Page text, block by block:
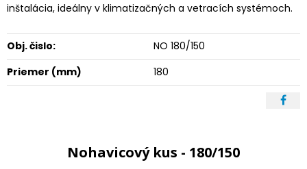
inštalácia, ideálny v klimatizačných a vetracích systémoch.
Obj. čislo:
NO 180/150
Priemer (mm)
180
Nohavicový kus - 180/150